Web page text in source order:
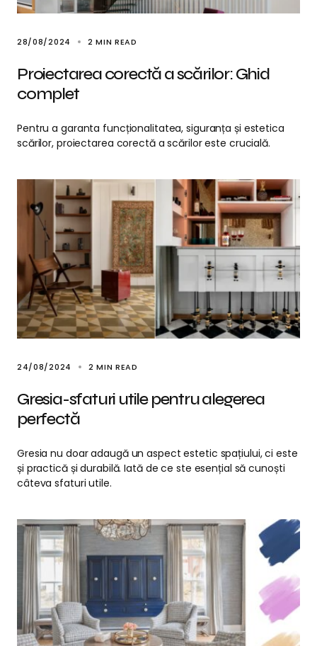
28/08/2024 2 MIN READ
Proiectarea corectă a scărilor: Ghid
complet
Pentru a garanta funcționalitatea, siguranța și estetica
scărilor, proiectarea corectă a scărilor este crucială.
24/08/2024 2 MIN READ
Gresia-sfaturi utile pentru alegerea
perfectă
Gresia nu doar adaugă un aspect estetic spațiului, ci este
și practică și durabilă. Iată de ce ste esențial să cunoști
câteva sfaturi utile.